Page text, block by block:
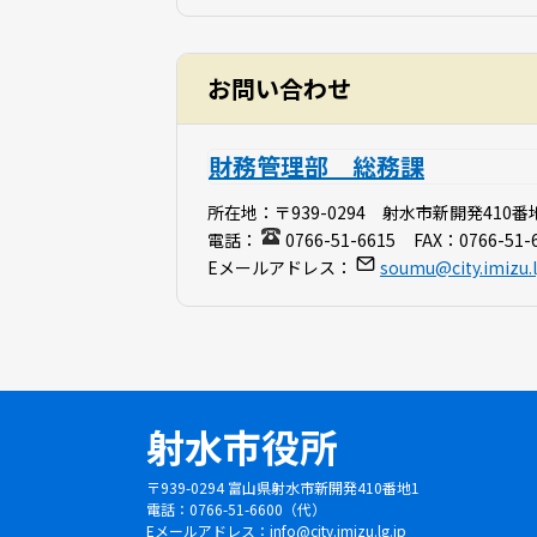
お問い合わせ
財務管理部 総務課
所在地： 〒939-0294 射水市新開発410番
電話：
0766-51-6615 FAX： 0766-51-
Eメールアドレス：
射水市役所
〒939-0294 富山県射水市新開発410番地1
電話：0766-51-6600（代）
Eメールアドレス： info@city.imizu.lg.jp